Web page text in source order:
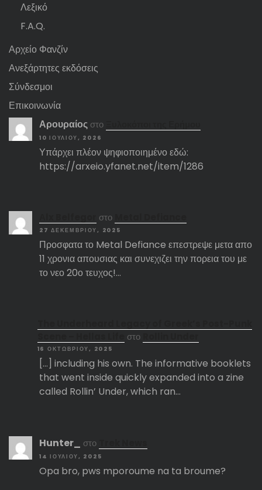
Λεξικό
F.A.Q.
Αρχείο Φανζίν
Ανεξάρτητες εκδόσεις
Σύνδεσμοι
Επικοινωνία
Αρουραίος στο
10 ΙΟΥΛΊΟΥ, 2026
Υπάρχει πλέον ψηφιοποιημένο εδώ:
https://arxeio.yfanet.net/item/1286
στο
27 ΔΕΚΕΜΒΡΊΟΥ, 2025
Προσφατα το Metal Defiance επεστρεψε μετα απο
11 χρονια απουσιας και συνεχιζει την πορεια του με
το νεο 20ο τευχος!…
στο
16 ΟΚΤΩΒΡΊΟΥ, 2025
[…] including his own. The informative booklets
that went inside quickly expanded into a zine
called Rollin’ Under, which ran…
Hunter_ στο
14 ΙΟΥΛΊΟΥ, 2025
Opa bro, pws mporoume na ta broume?